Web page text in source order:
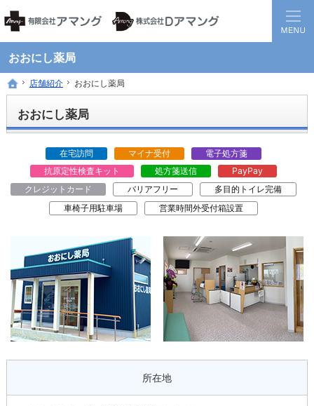
おおにし薬局
静岡県西部地方の地域医療を担う調剤保険薬局グループです。
患者様と医療機関の間に入り、地域全体の健康に貢献する薬局を目指して
ホーム
店舗紹介 おおにし薬局
おおにし薬局
在宅訪問 マイナ受付
電子処方箋
抗原定性検査キット
処方箋送信
PayPay
クレジットカード
バリアフリー
多目的トイレ完備
車椅子用駐車場
営業時間外受付箱設置
所在地
ホーム
店舗紹介 おおにし薬局